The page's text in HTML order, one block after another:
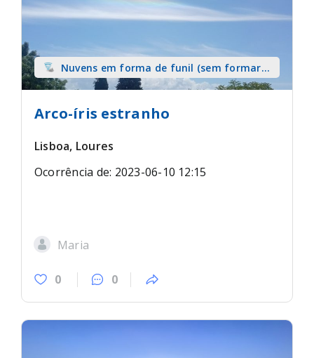
Nuvens em forma de funil (sem formar
tromba) sobre terra
Arco-íris estranho
Lisboa, Loures
Ocorrência de: 2023-06-10 12:15
Maria
0 0